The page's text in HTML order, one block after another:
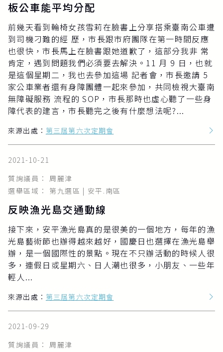
板公車能平均分配
前幾天看到輪椅女孩雪莉在臉書上分享搭乘臺南公車遭
到司機刁難的經 歷，市長跟市府團隊在第一時間反應
也很快，市長馬上在臉書跟她道歉了，這部分我非 常
肯定，遇到問題我們必須要去解決。11 月 9 日，也就
是這個星期二，我也去參加這場 記者會，市長邀請 5
家公車業者還有身障團體一起來參加，共同檢視大臺南
無障礙服務 流程的 SOP，市長那時也虛心聽了一些身
障代表的建言，市長聽完之後有什麼想法呢?...
來源出處： 第三屆第六次定期會
2021-10-21
質詢議員： 周麗津
選舉區域： 第九選區 | 安平.南區
反映漁光島交通動線
接下來，安平漁光島真的是很美的一個地方，每年的漁
光島藝術節也辦得越來越好，國慶日也選擇在漁光島舉
辦，是一個國際性的景點。現在不只辦活動的時候人很
多，連假日或星期六、日人潮也很多，小朋友、一些年
輕人...
來源出處： 第三屆第六次定期會
2021-09-29
質詢議員： 周麗津